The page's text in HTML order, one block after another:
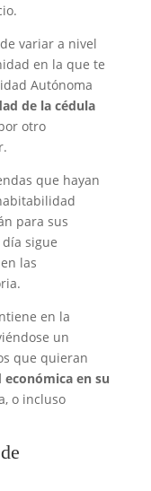
variar a nivel
en la que te
Autónoma
de la cédula
otro
que hayan
para sus
sigue
las
en la
un
que quieran
en su
o incluso